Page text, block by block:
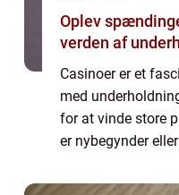
Oplev
verden af
Casinoer er et
med
for at vinde store
er nybegynder
omgivelser og de